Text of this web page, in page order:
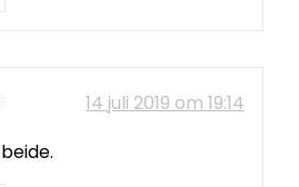
14 juli 2019 om 19:14